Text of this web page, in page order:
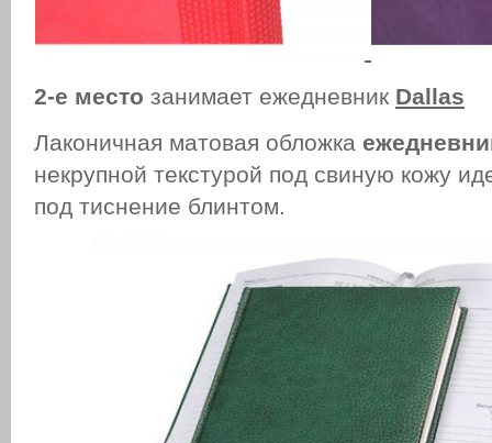
2-е место занимает ежедневник Dallas
Лаконичная матовая обложка
некрупной текстурой под свиную кожу
под тиснение блинтом.